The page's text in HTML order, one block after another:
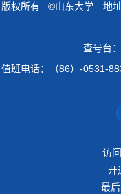
版权所有 ©山东大学 地址
查号台
值班电话：（86）-0531-
访问
开
最后